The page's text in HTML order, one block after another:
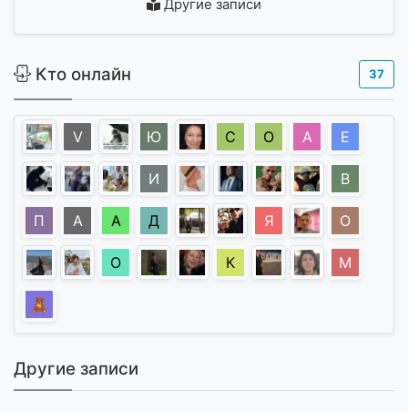
Другие записи
Кто онлайн 37
V Ю С О А Е
И В
П А А Д Я О
О К М
🧸
Другие записи